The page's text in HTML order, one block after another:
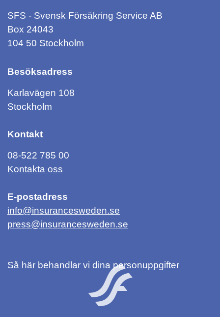
SFS - Svensk Försäkring Service AB
Box 24043
104 50 Stockholm
Besöksadress
Karlavägen 108
Stockholm
Kontakt
08-522 785 00
Kontakta oss
E-postadress
info@insurancesweden.se
press@insurancesweden.se
Så här behandlar vi dina personuppgifter